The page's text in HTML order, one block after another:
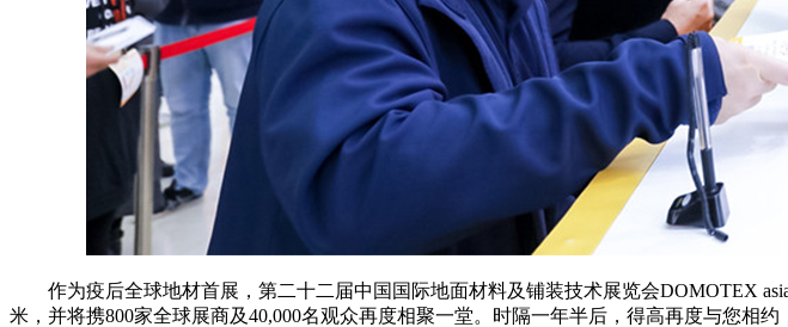
作为疫后全球地材首展，第二十二届中国国际地面材料及铺装技术展览会DOMOTEX
米，并将携800家全球展商及40,000名观众再度相聚一堂。时隔一年半后，得高再度与您相约